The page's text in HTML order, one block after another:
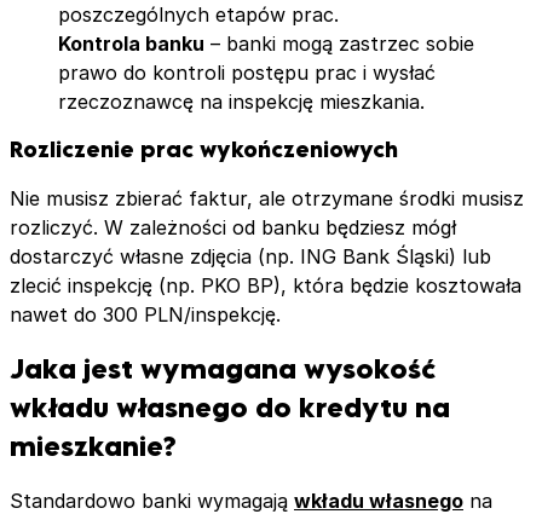
poszczególnych etapów prac.
Kontrola banku – banki mogą zastrzec sobie
prawo do kontroli postępu prac i wysłać
rzeczoznawcę na inspekcję mieszkania.
Rozliczenie prac wykończeniowych
Nie musisz zbierać faktur, ale otrzymane środki musisz
rozliczyć. W zależności od banku będziesz mógł
dostarczyć własne zdjęcia (np. ING Bank Śląski) lub
zlecić inspekcję (np. PKO BP), która będzie kosztowała
nawet do 300 PLN/inspekcję.
Jaka jest wymagana wysokość
wkładu własnego do kredytu na
mieszkanie?
Standardowo banki wymagają wkładu własnego na